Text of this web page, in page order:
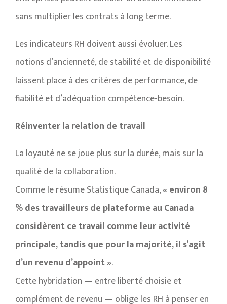
sans multiplier les contrats à long terme.
Les indicateurs RH doivent aussi évoluer. Les
notions d’ancienneté, de stabilité et de disponibilité
laissent place à des critères de performance, de
fiabilité et d’adéquation compétence-besoin.
Réinventer la relation de travail
La loyauté ne se joue plus sur la durée, mais sur la
qualité de la collaboration.
Comme le résume Statistique Canada,« environ 8
% des travailleurs de plateforme au Canada
considèrent ce travail comme leur activité
principale, tandis que pour la majorité, il s’agit
d’un revenu d’appoint ».
Cette hybridation — entre liberté choisie et
complément de revenu — oblige les RH à penser en